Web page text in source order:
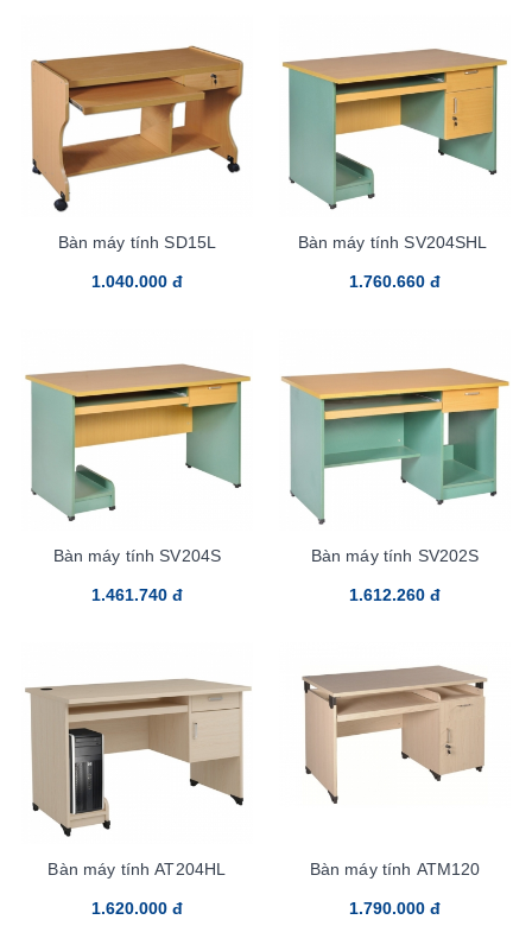
Bàn máy tính SD15L
1.040.000 đ
Bàn máy tính SV204SHL
1.760.660 đ
Bàn máy tính SV204S
1.461.740 đ
Bàn máy tính SV202S
1.612.260 đ
Bàn máy tính AT204HL
1.620.000 đ
Bàn máy tính ATM120
1.790.000 đ